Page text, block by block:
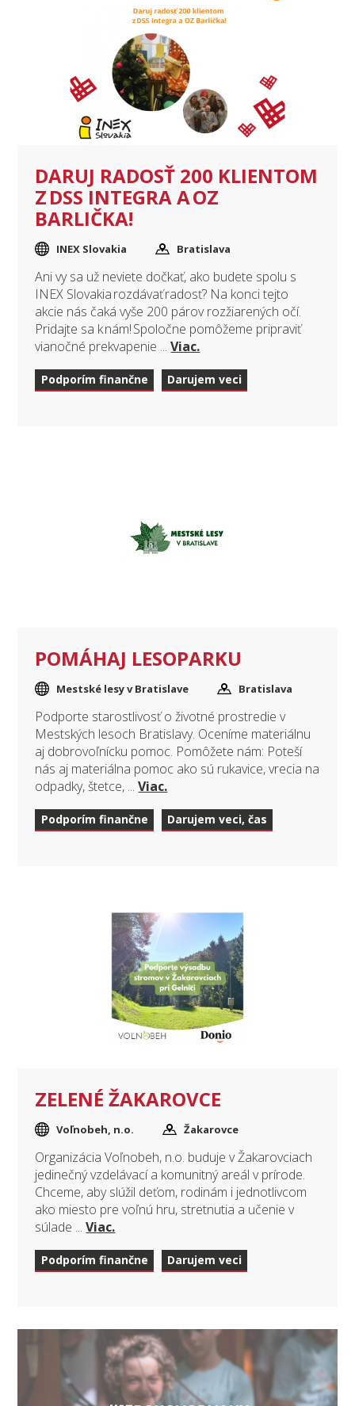
DARUJ RADOSŤ 200 KLIENTOM
Z DSS INTEGRA A OZ
BARLIČKA!
INEX Slovakia Bratislava
Ani vy sa už neviete dočkať, ako budete spolu s
INEX Slovakia rozdávať radosť? Na konci tejto
akcie nás čaká vyše 200 párov rozžiarených očí.
Pridajte sa k nám! Spoločne pomôžeme pripraviť
vianočné prekvapenie ...Viac.
Podporím finančne Darujem veci
POMÁHAJ LESOPARKU
Mestské lesy v Bratislave Bratislava
Podporte starostlivosť o životné prostredie v
Mestských lesoch Bratislavy. Oceníme materiálnu
aj dobrovoľnícku pomoc. Pomôžete nám: Poteší
nás aj materiálna pomoc ako sú rukavice, vrecia na
odpadky, štetce, ...Viac.
Podporím finančne Darujem veci, čas
ZELENÉ ŽAKAROVCE
Voľnobeh, n.o. Žakarovce
Organizácia Voľnobeh, n.o. buduje v Žakarovciach
jedinečný vzdelávací a komunitný areál v prírode.
Chceme, aby slúžil deťom, rodinám i jednotlivcom
ako miesto pre voľnú hru, stretnutia a učenie v
súlade ...Viac.
Podporím finančne Darujem veci